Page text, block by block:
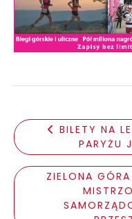
BILETY NA
PARYŻU
ZIELONA